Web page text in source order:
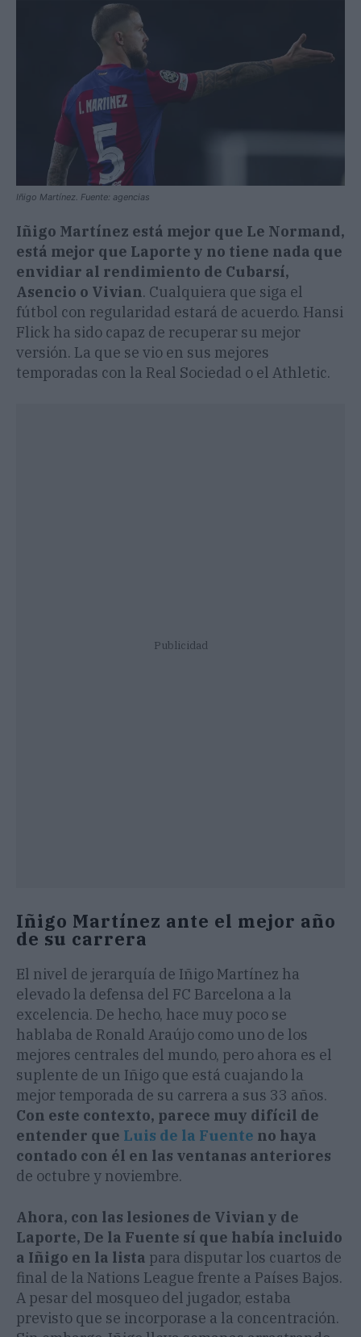
Iñigo Martínez. Fuente: agencias
Iñigo Martínez está mejor que Le Normand,
está mejor que Laporte y no tiene nada que
envidiar al rendimiento de Cubarsí,
Asencio o Vivian. Cualquiera que siga el
fútbol con regularidad estará de acuerdo. Hansi
Flick ha sido capaz de recuperar su mejor
versión. La que se vio en sus mejores
temporadas con la Real Sociedad o el Athletic.
Publicidad
Iñigo Martínez ante el mejor año
de su carrera
El nivel de jerarquía de Iñigo Martínez ha
elevado la defensa del FC Barcelona a la
excelencia. De hecho, hace muy poco se
hablaba de Ronald Araújo como uno de los
mejores centrales del mundo, pero ahora es el
suplente de un Iñigo que está cuajando la
mejor temporada de su carrera a sus 33 años.
Con este contexto, parece muy difícil de
entender que Luis de la Fuente no haya
contado con él en las ventanas anteriores
de octubre y noviembre.
Ahora, con las lesiones de Vivian y de
Laporte, De la Fuente sí que había incluido
a Iñigo en la lista para disputar los cuartos de
final de la Nations League frente a Países Bajos.
A pesar del mosqueo del jugador, estaba
previsto que se incorporase a la concentración.